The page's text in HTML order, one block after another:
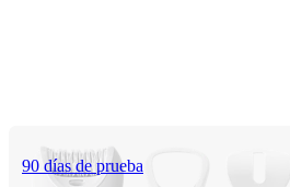
90 días de prueba